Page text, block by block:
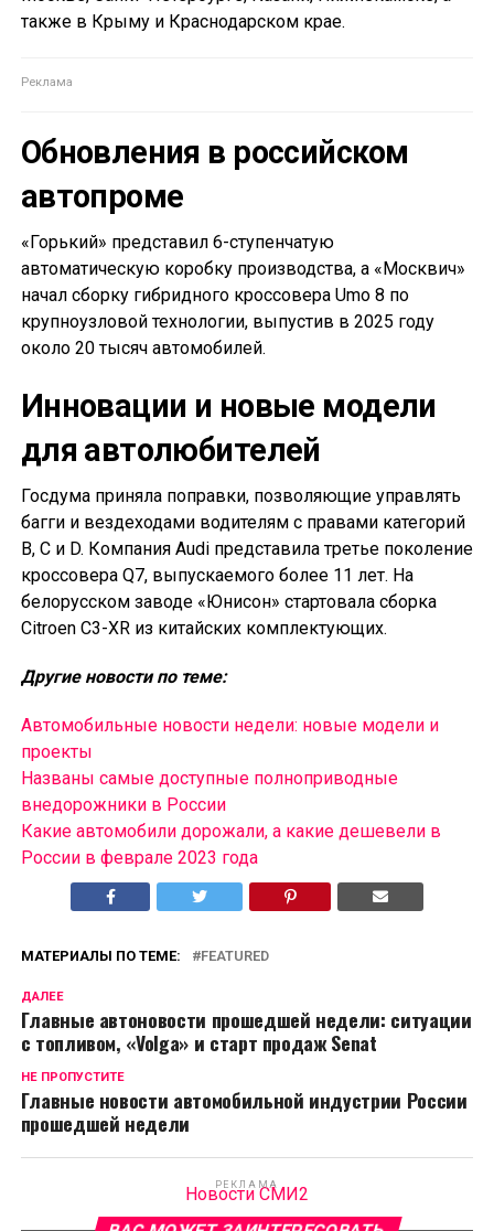
также в Крыму и Краснодарском крае.
Обновления в российском
автопроме
«Горький» представил 6-ступенчатую
автоматическую коробку производства, а «Москвич»
начал сборку гибридного кроссовера Umo 8 по
крупноузловой технологии, выпустив в 2025 году
около 20 тысяч автомобилей.
Инновации и новые модели
для автолюбителей
Госдума приняла поправки, позволяющие управлять
багги и вездеходами водителям с правами категорий
B, C и D. Компания Audi представила третье поколение
кроссовера Q7, выпускаемого более 11 лет. На
белорусском заводе «Юнисон» стартовала сборка
Citroen C3-XR из китайских комплектующих.
Другие новости по теме:
Автомобильные новости недели: новые модели и
проекты
Названы самые доступные полноприводные
внедорожники в России
Какие автомобили дорожали, а какие дешевели в
России в феврале 2023 года
МАТЕРИАЛЫ ПО ТЕМЕ: FEATURED
ДАЛЕЕ
Главные автоновости прошедшей недели: ситуации
с топливом, «Volga» и старт продаж Senat
НЕ ПРОПУСТИТЕ
Главные новости автомобильной индустрии России
прошедшей недели
РЕКЛАМА
Новости СМИ2